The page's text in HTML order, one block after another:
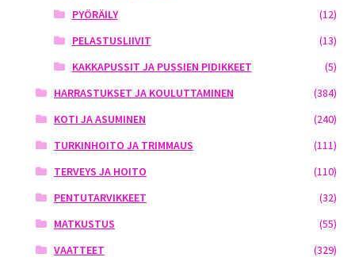
PYÖRÄILY
(12)
PELASTUSLIIVIT
(13)
KAKKAPUSSIT JA PUSSIEN PIDIKKEET
(5)
HARRASTUKSET JA KOULUTTAMINEN
(384)
KOTI JA ASUMINEN
(240)
TURKINHOITO JA TRIMMAUS
(111)
TERVEYS JA HOITO
(110)
PENTUTARVIKKEET
(32)
MATKUSTUS
(55)
VAATTEET
(329)